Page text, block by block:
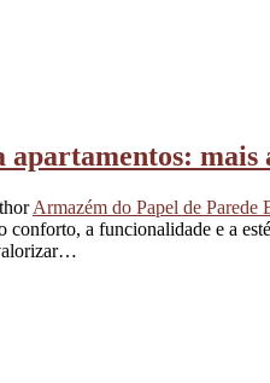
Armazém do Papel de Parede
a funcionalidade e a